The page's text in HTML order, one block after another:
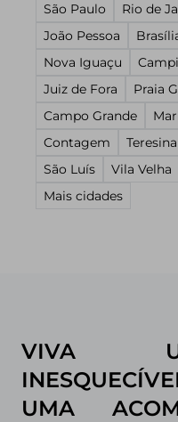
São Paulo Rio de
João Pessoa
Nova Iguaçu
Juiz de Fora
Praia
Campo Grande
Contagem
Teresina
São Luís
Vila Velha
Mais cidades
VIVA
UMA